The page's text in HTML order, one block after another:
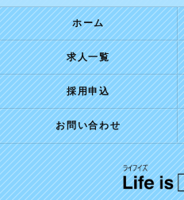
ホーム
求人一覧
採用申込
お問い合わせ